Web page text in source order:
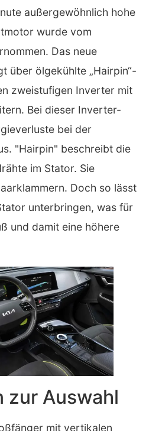
außergewöhnlich hohe
wurde vom
Das neue
über ölgekühlte „Hairpin“-
zweistufigen Inverter mit
Bei dieser Inverter-
bei der
"Hairpin" beschreibt die
im Stator. Sie
Doch so lässt
unterbringen, was für
und damit eine höhere
zur Auswahl
mit vertikalen